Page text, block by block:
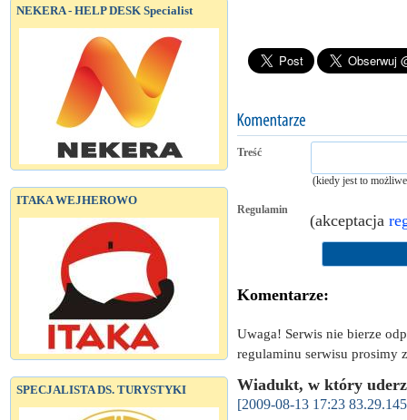
NEKERA - HELP DESK Specialist
ITAKA WEJHEROWO
SPECJALISTA DS. TURYSTYKI
Treść
(kiedy jest to
Regulamin
(akceptacja
Komentarze:
Uwaga! Serwis nie bierze
regulaminu serwisu prosimy
Wiadukt, w który
[2009-08-13 17:23